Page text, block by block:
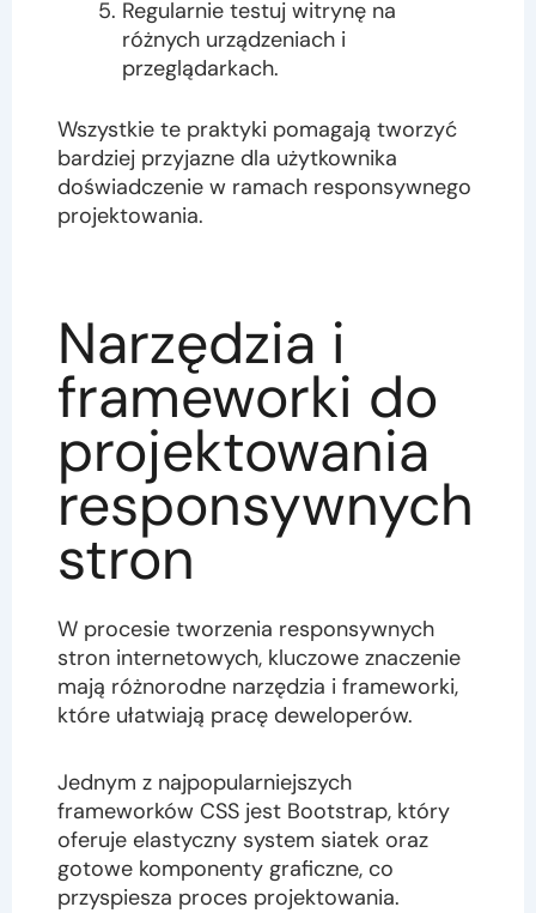
Regularnie testuj witrynę na
różnych urządzeniach i
przeglądarkach.
Wszystkie te praktyki pomagają tworzyć
bardziej przyjazne dla użytkownika
doświadczenie w ramach responsywnego
projektowania.
Narzędzia i
frameworki do
projektowania
responsywnych
stron
W procesie tworzenia responsywnych
stron internetowych, kluczowe znaczenie
mają różnorodne narzędzia i frameworki,
które ułatwiają pracę deweloperów.
Jednym z najpopularniejszych
frameworków CSS jest Bootstrap, który
oferuje elastyczny system siatek oraz
gotowe komponenty graficzne, co
przyspiesza proces projektowania.